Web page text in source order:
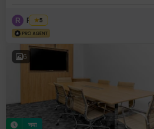
R Regus
5
6
नया